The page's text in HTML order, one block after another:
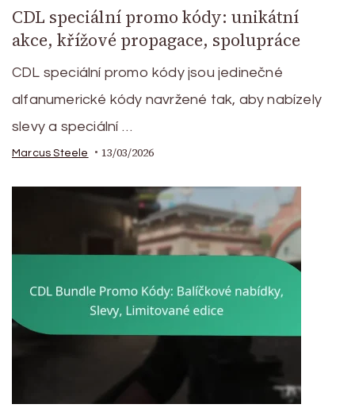
CDL speciální promo kódy: unikátní
akce, křížové propagace, spolupráce
CDL speciální promo kódy jsou jedinečné
alfanumerické kódy navržené tak, aby nabízely
slevy a speciální …
Marcus Steele 13/03/2026